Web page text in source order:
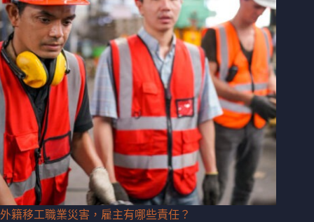
外籍移工職業災害，雇主有哪些責任？